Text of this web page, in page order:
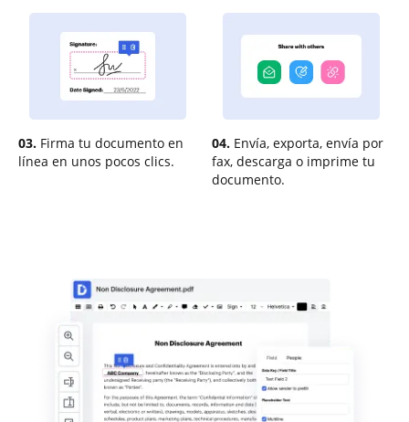
03. Firma tu documento en
línea en unos pocos clics.
04. Envía, exporta, envía por
fax, descarga o imprime tu
documento.